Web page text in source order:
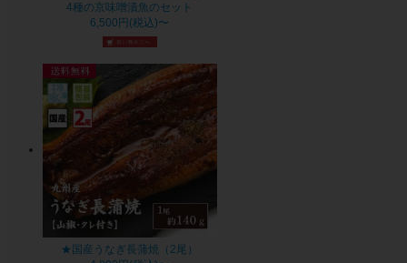
4種の京味噌漬魚のセット
6,500円(税込)〜
★国産うなぎ長蒲焼（2尾）